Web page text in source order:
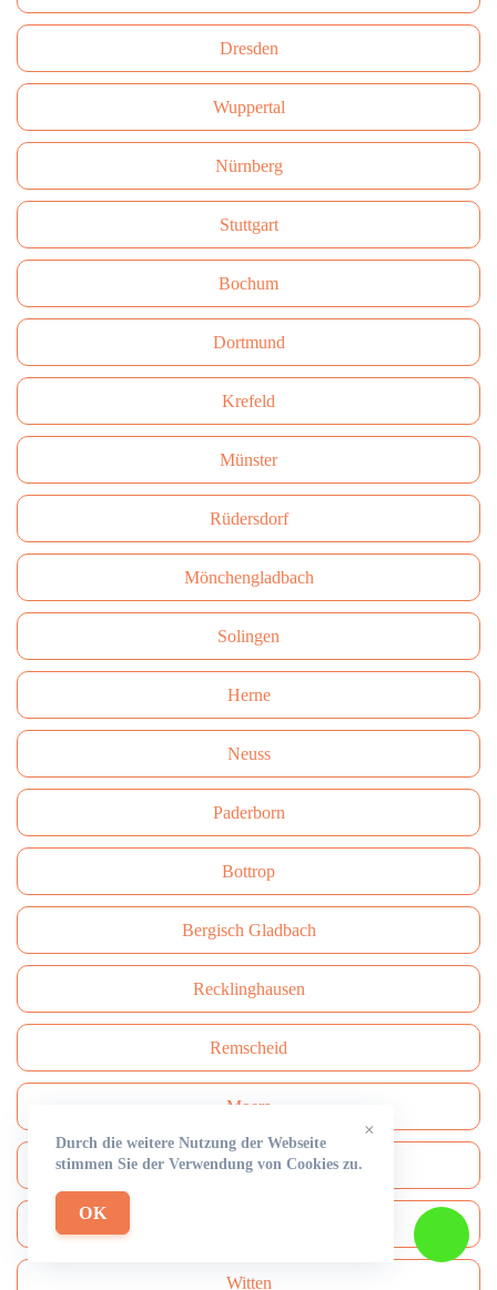
Dresden
Wuppertal
Nürnberg
Stuttgart
Bochum
Dortmund
Krefeld
Münster
Rüdersdorf
Mönchengladbach
Solingen
Herne
Neuss
Paderborn
Bottrop
Bergisch Gladbach
Recklinghausen
Remscheid
Moers
Siegen
Witten
×
Durch die weitere Nutzung der Webseite
stimmen Sie der Verwendung von Cookies zu.
OK